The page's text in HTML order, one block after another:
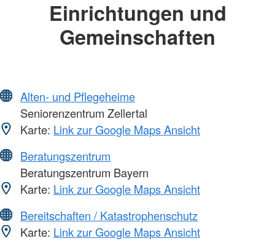
Einrichtungen und
Gemeinschaften
Alten- und Pflegeheime
Seniorenzentrum Zellertal
Karte: Link zur Google Maps Ansicht
Beratungszentrum
Beratungszentrum Bayern
Karte: Link zur Google Maps Ansicht
Bereitschaften / Katastrophenschutz
Karte: Link zur Google Maps Ansicht